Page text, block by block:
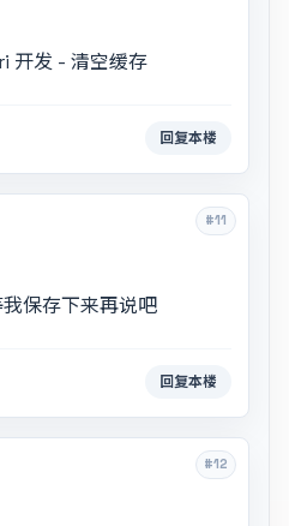
开发 - 清空缓存
回复本楼
#11
保存下来再说吧
回复本楼
#12